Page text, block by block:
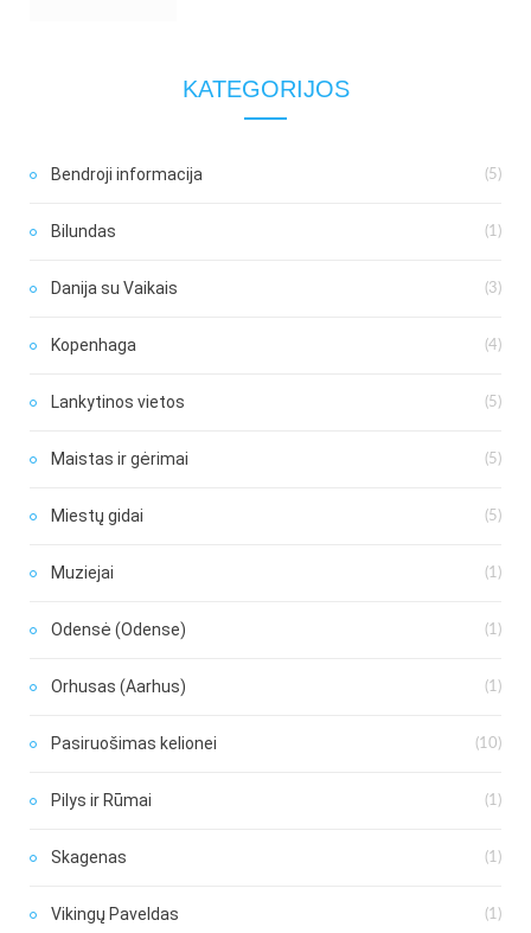
KATEGORIJOS
Bendroji informacija (5)
Bilundas (1)
Danija su Vaikais (3)
Kopenhaga (4)
Lankytinos vietos (5)
Maistas ir gėrimai (5)
Miestų gidai (5)
Muziejai (1)
Odensė (Odense) (1)
Orhusas (Aarhus) (1)
Pasiruošimas kelionei (10)
Pilys ir Rūmai (1)
Skagenas (1)
Vikingų Paveldas (1)